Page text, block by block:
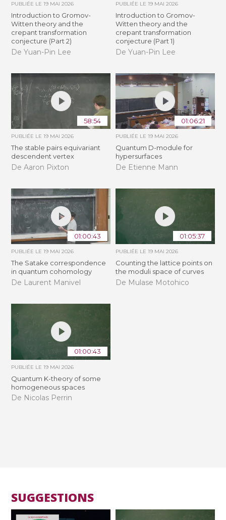
PUBLIÉE LE19 MAI 2026
Introduction to Gromov-
Witten theory and the
crepant transformation
conjecture (Part 2)
De Yuan-Pin Lee
PUBLIÉE LE 19 MAI 2026
Introduction to Gromov-
Witten theory and the
crepant transformation
conjecture (Part 1)
De Yuan-Pin Lee
58:54
PUBLIÉE LE19 MAI 2026
The stable pairs equivariant
descendent vertex
De Aaron Pixton
01:06:21
PUBLIÉE LE 19 MAI 2026
Quantum D-module for
hypersurfaces
De Etienne Mann
01:00:43
PUBLIÉE LE19 MAI 2026
The Satake correspondence
in quantum cohomology
De Laurent Manivel
01:05:37
PUBLIÉE LE 19 MAI 2026
Counting the lattice points on
the moduli space of curves
De Mulase Motohico
01:00:43
PUBLIÉE LE19 MAI 2026
Quantum K-theory of some
homogeneous spaces
De Nicolas Perrin
SUGGESTIONS